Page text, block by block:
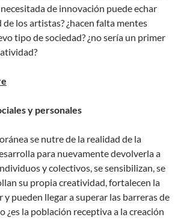
de innovación puede echar
los artistas? ¿hacen falta mentes
tipo de sociedad? ¿no sería un primer
y personales
se nutre de la realidad de la
para nuevamente devolverla a
y colectivos, se sensibilizan, se
su propia creatividad, fortalecen la
y pueden llegar a superar las barreras de
¿es la población receptiva a la creación